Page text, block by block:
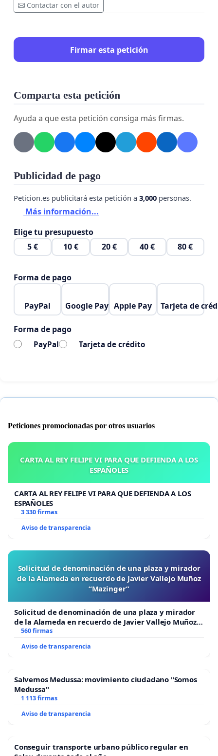
Contactar con el autor
Firmar esta petición
Comparta esta petición
Ayuda a que esta petición consiga más firmas.
Publicidad de pago
Peticion.es publicitará esta petición a 3,000 personas.
Más información...
Elige tu presupuesto
5 €
10 € 20 € 40 € 80 €
Forma de pago
PayPal Google Pay Apple Pay Tarjeta de
Forma de pago
PayPal Tarjeta de crédito
Peticiones promocionadas por otros usuarios
CARTA AL REY FELIPE VI PARA QUE DEFIENDA A LOS
ESPAÑOLES
CARTA AL REY FELIPE VI PARA QUE DEFIENDA A LOS
ESPAÑOLES
3 330 firmas
Aviso de transparencia
Solicitud de denominación de una plaza y mirador
de la Alameda en recuerdo de Javier Vallejo Muñoz
“Mazinger”
Solicitud de denominación de una plaza y mirador
de la Alameda en recuerdo de Javier Vallejo Muñoz
“Mazinger”
560 firmas
Aviso de transparencia
Salvemos Medussa: movimiento ciudadano "Somos
Medussa"
1 113 firmas
Aviso de transparencia
Conseguir transporte urbano público regular en